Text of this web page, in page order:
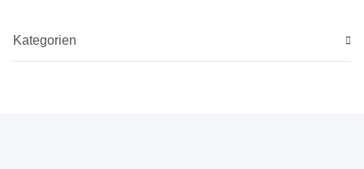
Kategorien